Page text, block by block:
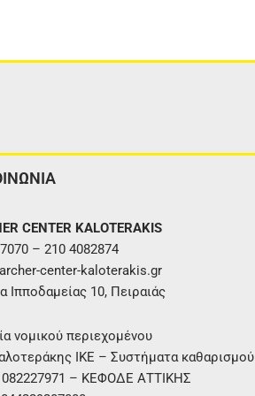
CENTER KALOTERAKIS
– 210 4082874
center-kaloterakis.gr
Ιπποδαμείας 10, Πειραιάς
νομικού περιεχομένου
ΙΚΕ – Συστήματα καθαρισμού
– ΚΕΦΟΔΕ ΑΤΤΙΚΗΣ